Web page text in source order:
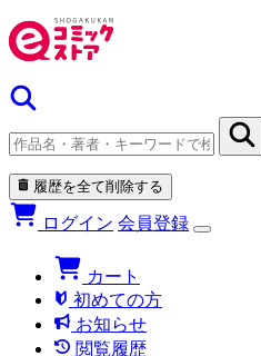
履歴を全て削除する
ログイン 会員登録
カート
初めての方
お知らせ
閲覧履歴